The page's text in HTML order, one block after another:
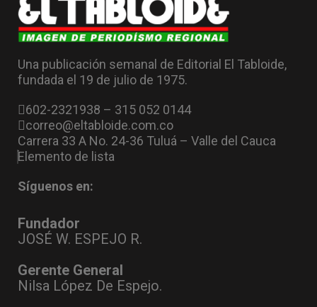
Una publicación semanal de Editorial El Tabloide,
fundada el 19 de julio de 1975.
602-2321938 – 315 052 0144
correo@eltabloide.com.co
Carrera 33 A No. 24-36 Tuluá – Valle del Cauca
Elemento de lista
Síguenos en:
Fundador
JOSÉ W. ESPEJO R.
Gerente General
Nilsa López De Espejo.